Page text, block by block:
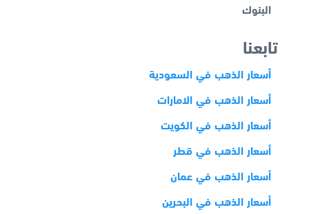
البنوك
تابعنا
أسعار الذهب في السعودية
أسعار الذهب في الامارات
أسعار الذهب في الكويت
أسعار الذهب في قطر
أسعار الذهب في عمان
أسعار الذهب في البحرين